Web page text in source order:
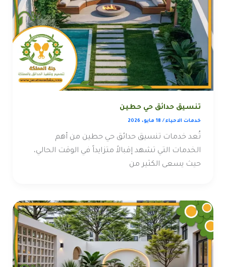
تنسيق حدائق حي حطين
خدمات الاحياء/ 18 مايو، 2026
تُعد خدمات تنسيق حدائق حي حطين من أهم
الخدمات التي تشهد إقبالاً متزايداً في الوقت الحالي،
حيث يسعى الكثير من